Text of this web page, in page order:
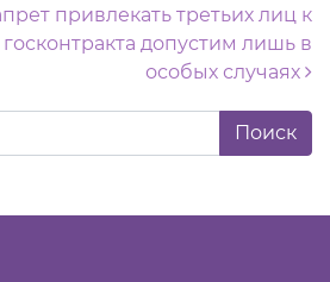
привлекать третьих лиц к
допустим лишь в
особых случаях